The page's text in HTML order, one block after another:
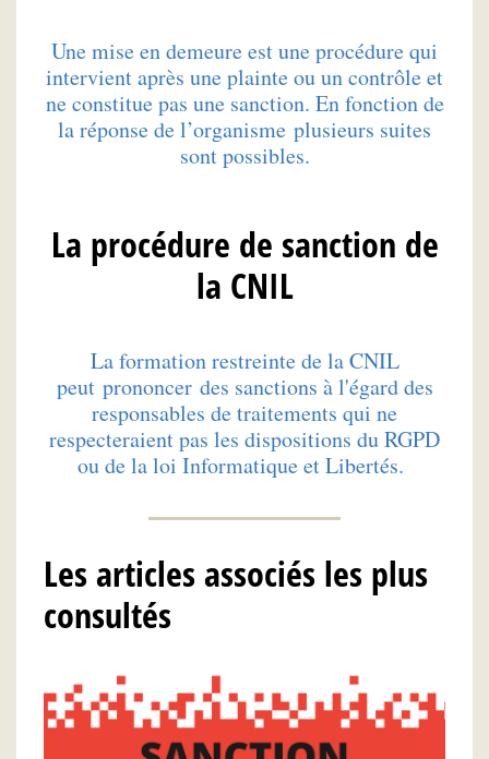
Une mise en demeure est une procédure qui
intervient après une plainte ou un contrôle et
ne constitue pas une sanction. En fonction de
la réponse de l’organisme plusieurs suites
sont possibles.
La procédure de sanction de
la CNIL
La formation restreinte de la CNIL
peut prononcer des sanctions à l'égard des
responsables de traitements qui ne
respecteraient pas les dispositions du RGPD
ou de la loi Informatique et Libertés.
Les articles associés les plus
consultés